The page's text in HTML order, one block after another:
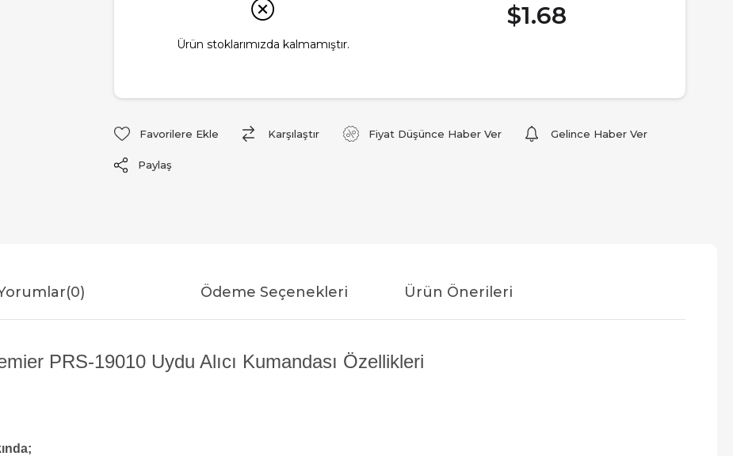
Ürün stoklarımızda kalmamıştır.
$1.68
Favorilere Ekle Karşılaştır Fiyat Düşünce Haber Ver Gelince Haber Ver
Paylaş
(0) Ödeme Seçenekleri Ürün Önerileri
PRS-19010 Uydu Alıcı Kumandası Özellikleri